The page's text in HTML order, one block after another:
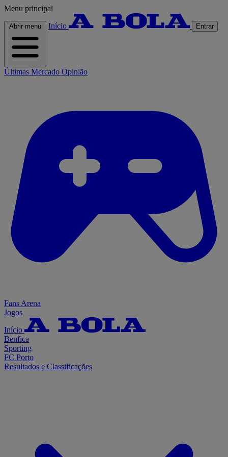
Menu principal
Abrir menu Início Entrar
Últimas Mercado Opinião
Fans Arena
Jogos
Início
Benfica
Sporting
FC Porto
Resultados e Classificações